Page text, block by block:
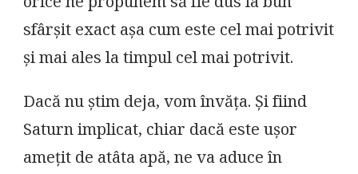
sfârșit exact așa cum este cel mai potrivit
și mai ales la timpul cel mai potrivit.
Dacă nu știm deja, vom învăța. Și fiind
Saturn implicat, chiar dacă este ușor
amețit de atâta apă, ne va aduce în